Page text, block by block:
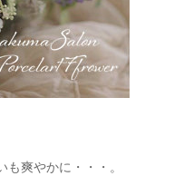
爽やかに・・・。